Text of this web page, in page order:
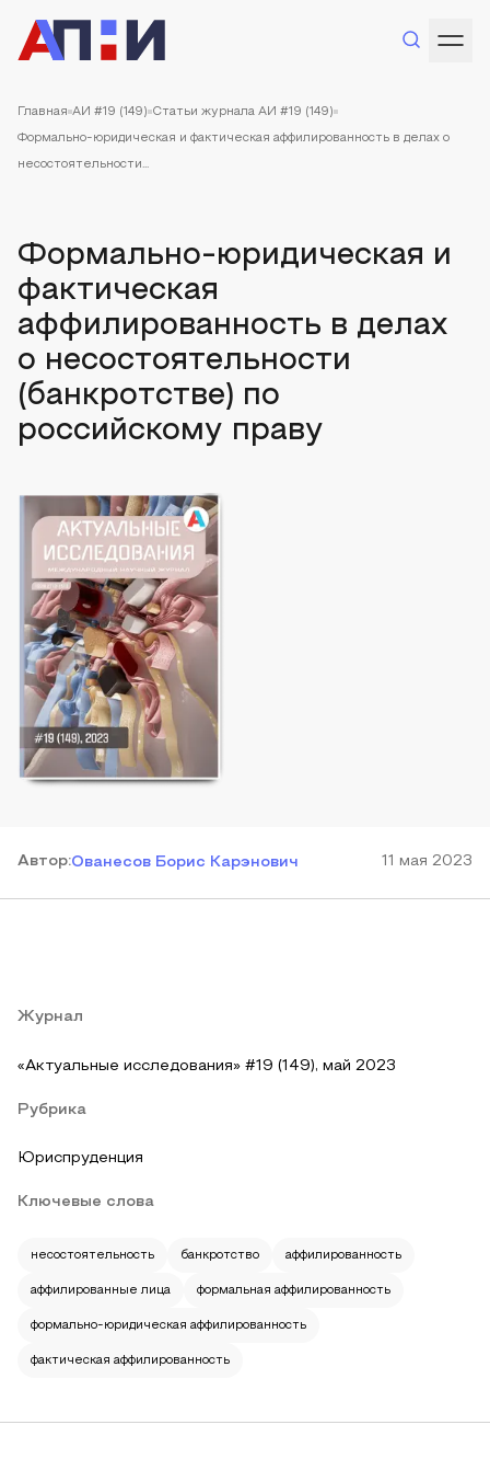
Главная АИ #19 (149) Статьи журнала АИ #19 (149)
Формально-юридическая и фактическая аффилированность в делах о
несостоятельности...
Формально-юридическая и
фактическая
аффилированность в делах
о несостоятельности
(банкротстве) по
российскому праву
Автор:Ованесов Борис Карэнович 11 мая 2023
Журнал
«Актуальные исследования» #19 (149), май 2023
Рубрика
Юриспруденция
Ключевые слова
несостоятельность банкротство аффилированность
аффилированные лица формальная аффилированность
формально-юридическая аффилированность
фактическая аффилированность